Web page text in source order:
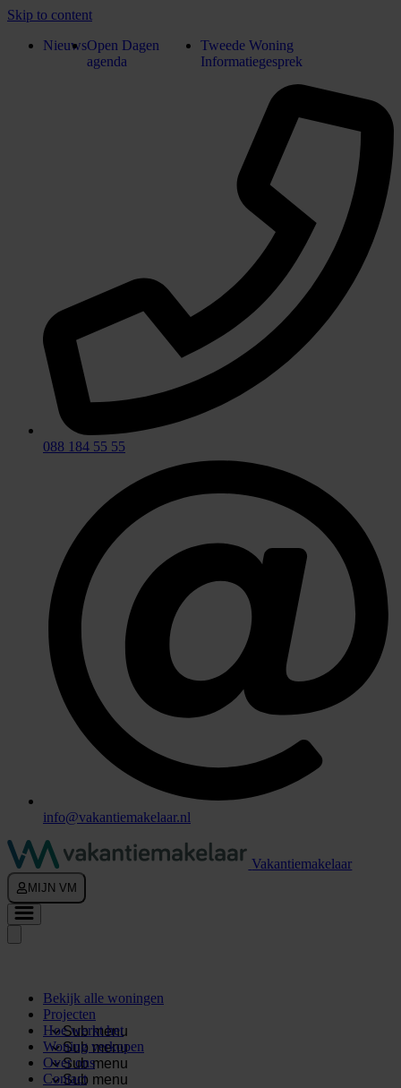
Skip to content
NieuwsOpen Dagen
agenda
Tweede Woning
Informatiegesprek
088 184 55 55
info@vakantiemakelaar.nl
Vakantiemakelaar
MIJN VM
Bekijk alle woningen
Projecten
Sub menu
Hoe werkt het
Sub menu
Woning verkopen
Sub menu
Over ons
Sub menu
Contact